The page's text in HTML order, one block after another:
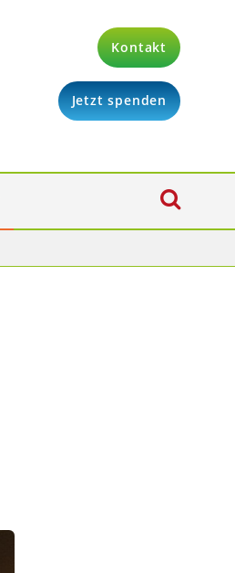
Kontakt
Jetzt spenden